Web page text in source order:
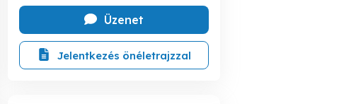
Üzenet
Jelentkezés önéletrajzzal